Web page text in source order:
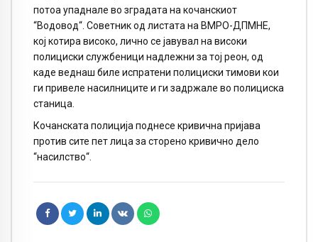
потоа упаднале во зградата на кочанскиот
“Водовод“. Советник од листата на ВМРО-ДПМНЕ,
кој котира високо, лично се јавувал на високи
полициски службеници надлежни за тој реон, од
каде веднаш биле испратени полициски тимови кои
ги привеле насилниците и ги задржале во полициска
станица.
Кочанската полиција поднесе кривична пријава
против сите пет лица за сторено кривично дело
“насилство“.